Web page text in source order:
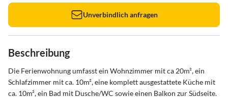
Unverbindlich anfragen
Beschreibung
Die Ferienwohnung umfasst ein Wohnzimmer mit ca 20m², ein
Schlafzimmer mit ca. 10m², eine komplett ausgestattete Küche mit
ca. 10m², ein Bad mit Dusche/WC sowie einen Balkon zur Südseite.